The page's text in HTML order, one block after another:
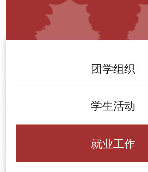
团学组织
学生活动
就业工作